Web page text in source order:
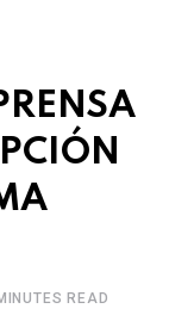
READ